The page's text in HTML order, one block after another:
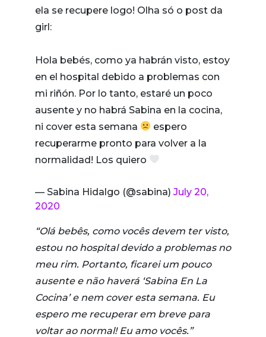
ela se recupere logo! Olha só o post da
girl:
Hola bebés, como ya habrán visto, estoy
en el hospital debido a problemas con
mi riñón. Por lo tanto, estaré un poco
ausente y no habrá Sabina en la cocina,
ni cover esta semana
espero
recuperarme pronto para volver a la
normalidad! Los quiero
— Sabina Hidalgo (@sabina) July 20,
2020
“Olá bebês, como vocês devem ter visto,
estou no hospital devido a problemas no
meu rim. Portanto, ficarei um pouco
ausente e não haverá ‘Sabina En La
Cocina’ e nem cover esta semana. Eu
espero me recuperar em breve para
voltar ao normal! Eu amo vocês.”